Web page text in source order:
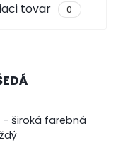
tovar 0
- široká farebná